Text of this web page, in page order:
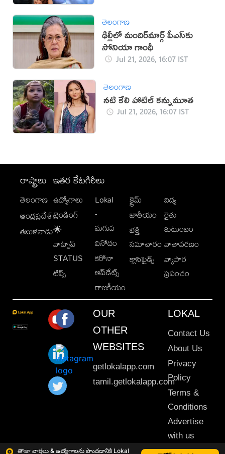
తాజా వార్తలు & ఉద్యోగాలను పొందడానికి Lokal
తెలంగాణ
ఢిల్లీలో మందిర్‌మార్గ్‌ పీఎస్‌కు
సోనియా గాంధీ
Jul 21, 2026, 16:07 IST
తెలంగాణ
నటి కేలి హాటిల్ కన్నుమూత
Jul 21, 2026, 16:07 IST
రాష్ట్రాలు
తెలంగాణ
ఆంధ్రప్రదేశ్
తమిళనాడు
ఇతర కేటగిరీలు
ఉద్యోగాలు
ట్రెండింగ్
🌟
వాట్సాప్
STATUS
టిప్స్
Lokal
-
మగువ
వినోదం
కరోనా
అప్‌డేట్స్
రాజకీయం
క్రైమ్
జాతీయం
భక్తి
సమాచారం
క్లాసిఫైడ్స్
విద్య
రైతు
కుటుంబం
వాతావరణం
వ్యాపార
ప్రపంచం
OUR
OTHER
WEBSITES
getlokalapp.com
tamil.getlokalapp.com
LOKAL
Contact Us
About Us
Privacy
Policy
Terms &
Conditions
Advertise
with us
Sitemap